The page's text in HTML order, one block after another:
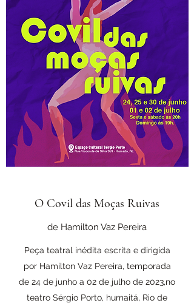
O Covil das Moças Ruivas
de Hamilton Vaz Pereira
Peça teatral inédita escrita e dirigida
por Hamilton Vaz Pereira, temporada
de 24 de junho a 02 de julho de 2023,no
teatro Sérgio Porto, humaitá, Rio de